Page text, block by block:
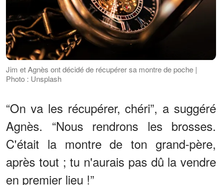
Jim et Agnès ont décidé de récupérer sa montre de poche |
Photo : Unsplash
“On va les récupérer, chéri”, a suggéré
Agnès. “Nous rendrons les brosses.
C'était la montre de ton grand-père,
après tout ; tu n'aurais pas dû la vendre
en premier lieu !”